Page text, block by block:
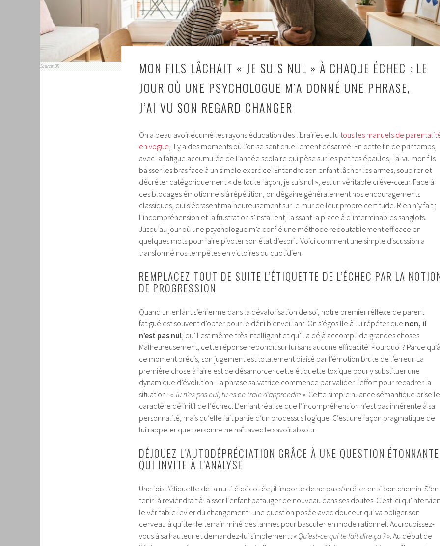
Source: DR
MON FILS LÂCHAIT « JE SUIS NUL » À CHAQUE ÉCHEC : LE
JOUR OÙ UNE PSYCHOLOGUE M’A DONNÉ UNE PHRASE,
J’AI VU SON REGARD CHANGER
On a beau avoir écumé les rayons éducation des librairies et lu tous les manuels de
en vogue, il y a des moments où l’on se sent cruellement désarmé. En cette fin de printemps,
avec la fatigue accumulée de l’année scolaire qui pèse sur les petites épaules, j’ai vu mon fils
baisser les bras face à un simple exercice. Entendre son enfant lâcher les armes, soupirer et
décréter catégoriquement « de toute façon, je suis nul », est un véritable crève-cœur. Face à
ces blocages émotionnels à répétition, on dégaine généralement nos encouragements
classiques, qui s’écrasent malheureusement sur le mur de leur propre certitude. Rien n’y fait ;
l’incompréhension et la frustration s’installent, laissant la place à d’interminables sanglots.
Jusqu’au jour où une psychologue m’a confié une méthode redoutablement efficace en
quelques mots pour faire pivoter son état d’esprit. Voici comment une simple discussion a
transformé nos tempêtes en victoires du quotidien.
REMPLACEZ TOUT DE SUITE L’ÉTIQUETTE DE L’ÉCHEC PAR LA
DE PROGRESSION
Quand un enfant s’enferme dans la dévalorisation de soi, notre premier réflexe de parent
fatigué est souvent d’opter pour le déni bienveillant. On s’égosille à lui répéter que non, il
n’est pas nul, qu’il est même très intelligent et qu’il a déjà accompli de grandes choses.
Malheureusement, cette réponse rebondit sur lui sans aucune efficacité. Pourquoi ? Parce qu’à
ce moment précis, son jugement est totalement biaisé par l’émotion brute de l’erreur. La
première chose à faire est de désamorcer cette étiquette toxique pour y substituer une
dynamique d’évolution. La phrase salvatrice commence par valider l’effort pour recadrer la
situation : « Tu n’es pas nul, tu es en train d’apprendre ». Cette simple nuance sémantique brise le
caractère définitif de l’échec. L’enfant réalise que l’incompréhension n’est pas inhérente à sa
personnalité, mais qu’elle fait partie d’un processus logique. C’est une façon pragmatique de
lui rappeler que personne ne naît avec le savoir absolu.
DÉJOUEZ L’AUTODÉPRÉCIATION GRÂCE À UNE QUESTION ÉTONNANTE
QUI INVITE À L’ANALYSE
Une fois l’étiquette de la nullité décollée, il importe de ne pas s’arrêter en si bon chemin. S’en
tenir là reviendrait à laisser l’enfant patauger de nouveau dans ses doutes. C’est ici
le véritable levier du changement : une question posée avec douceur qui va obliger son
cerveau à quitter le terrain miné des larmes pour basculer en mode rationnel. Accroupissez-
vous à sa hauteur et demandez-lui simplement : « Qu’est-ce qui te fait dire ça ? ». Au début de